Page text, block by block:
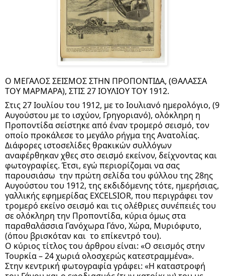
Ο ΜΕΓΑΛΟΣ ΣΕΙΣΜΟΣ ΣΤΗΝ ΠΡΟΠΟΝΤΙΔΑ, (ΘΑΛΑΣΣΑ
ΤΟΥ ΜΑΡΜΑΡΑ), ΣΤΙΣ 27 ΙΟΥΛΙΟΥ ΤΟΥ 1912.
Στις 27 Ιουλίου του 1912, με το Ιουλιανό ημερολόγιο, (9
Αυγούστου με το ισχύον, Γρηγοριανό), ολόκληρη η
Προποντίδα σείστηκε από έναν τρομερό σεισμό, τον
οποίο προκάλεσε το μεγάλο ρήγμα της Ανατολίας.
Διάφορες ιστοσελίδες θρακικών συλλόγων
αναφέρθηκαν χθες στο σεισμό εκείνον, δείχνοντας και
φωτογραφίες. Έτσι, εγώ περιορίζομαι να σας
παρουσιάσω  την πρώτη σελίδα του φύλλου της 28ης
Αυγούστου του 1912, της εκδιδόμενης τότε, ημερήσιας,
γαλλικής εφημερίδας EXCELSIOR, που περιγράφει τον
τρομερό εκείνο σεισμό και τις ολέθριες συνέπειές του
σε ολόκληρη την Προποντίδα, κύρια όμως στα
παραθαλάσσια Γανόχωρα Γάνο, Χώρα, Μυριόφυτο,
(όπου βρισκόταν και  το επίκεντρό του).
Ο κύριος τίτλος του άρθρου είναι: «Ο σεισμός στην
Τουρκία – 24 χωριά ολοσχερώς κατεστραμμένα».
Στην κεντρική φωτογραφία γράφει: «Η καταστροφή